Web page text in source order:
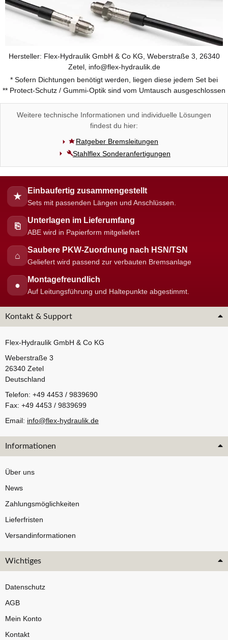
Hersteller: Flex-Hydraulik GmbH & Co KG, Weberstraße 3, 26340
Zetel, info@flex-hydraulik.de
* Sofern Dichtungen benötigt werden, liegen diese jedem Set bei
** Protect-Schutz / Gummi-Optik sind vom Umtausch ausgeschlossen
Weitere technische Informationen und individuelle Lösungen
findest du hier:
Ratgeber Bremsleitungen
Stahlflex Sonderanfertigungen
★
Einbaufertig zusammengestellt
Sets mit passenden Längen und Anschlüssen.
⎘
Unterlagen im Lieferumfang
ABE wird in Papierform mitgeliefert
⌂
Saubere PKW-Zuordnung nach HSN/TSN
Geliefert wird passend zur verbauten Bremsanlage
●
Montagefreundlich
Auf Leitungsführung und Haltepunkte abgestimmt.
Kontakt & Support
Flex-Hydraulik GmbH & Co KG
Weberstraße 3
26340 Zetel
Deutschland
Telefon: +49 4453 / 9839690
Fax: +49 4453 / 9839699
Email: info@flex-hydraulik.de
Informationen
Über uns
News
Zahlungsmöglichkeiten
Lieferfristen
Versandinformationen
Wichtiges
Datenschutz
AGB
Mein Konto
Kontakt